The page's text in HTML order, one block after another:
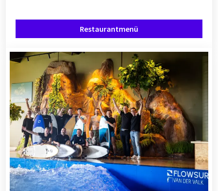
Restaurantmenü